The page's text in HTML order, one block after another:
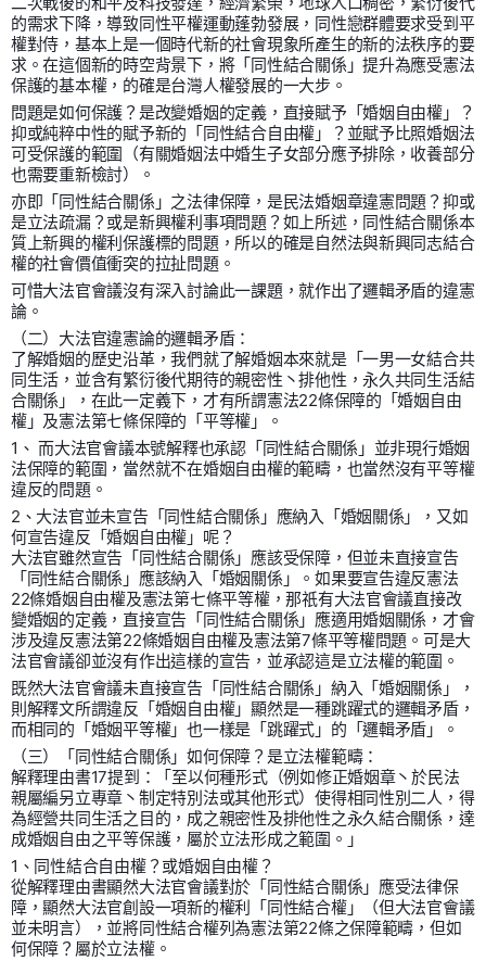
的需求下降，導致同性平權運動蓬勃發展，同性戀群體要求受到平
權對侍，基本上是一個時代新的社會現象所產生的新的法秩序的要
求。在這個新的時空背景下，將「同性結合關係」提升為應受憲法
保護的基本權，的確是台灣人權發展的一大步。
問題是如何保護？是改變婚姻的定義，直接賦予「婚姻自由權」？
抑或純粹中性的賦予新的「同性結合自由權」？並賦予比照婚姻法
可受保護的範圍（有關婚姻法中婚生子女部分應予排除，收養部分
也需要重新檢討）。
亦即「同性結合關係」之法律保障，是民法婚姻章違憲問題？抑或
是立法疏漏？或是新興權利事項問題？如上所述，同性結合關係本
質上新興的權利保護標的問題，所以的確是自然法與新興同志結合
權的社會價值衝突的拉扯問題。
可惜大法官會議沒有深入討論此一課題，就作出了邏輯矛盾的違憲
論。
（二）大法官違憲論的邏輯矛盾：
了解婚姻的歷史沿革，我們就了解婚姻本來就是「一男一女結合共
同生活，並含有繁衍後代期待的親密性丶排他性，永久共同生活結
合關係」，在此一定義下，才有所謂憲法22條保障的「婚姻自由
權」及憲法第七條保障的「平等權」。
1、 而大法官會議本號解釋也承認「同性結合關係」並非現行婚姻
法保障的範圍，當然就不在婚姻自由權的範疇，也當然沒有平等權
違反的問題。
2、大法官並未宣告「同性結合關係」應納入「婚姻關係」，又如
何宣告違反「婚姻自由權」呢？
大法官雖然宣告「同性結合關係」應該受保障，但並未直接宣告
「同性結合關係」應該納入「婚姻關係」。如果要宣告違反憲法
22條婚姻自由權及憲法第七條平等權，那祇有大法官會議直接改
變婚姻的定義，直接宣告「同性結合關係」應適用婚姻關係，才會
涉及違反憲法第22條婚姻自由權及憲法第7條平等權問題。可是大
法官會議卻並沒有作出這樣的宣告，並承認這是立法權的範圍。
既然大法官會議未直接宣告「同性結合關係」納入「婚姻關係」，
則解釋文所謂違反「婚姻自由權」顯然是一種跳躍式的邏輯矛盾，
而相同的「婚姻平等權」也一樣是「跳躍式」的「邏輯矛盾」。
（三）「同性結合關係」如何保障？是立法權範疇：
解釋理由書17提到：「至以何種形式（例如修正婚姻章丶於民法
親屬編另立專章丶制定特別法或其他形式）使得相同性別二人，得
為經營共同生活之目的，成之親密性及排他性之永久結合關係，達
成婚姻自由之平等保護，屬於立法形成之範圍。」
1、同性結合自由權？或婚姻自由權？
從解釋理由書顯然大法官會議對於「同性結合關係」應受法律保
障，顯然大法官創設一項新的權利「同性結合權」（但大法官會議
並未明言），並將同性結合權列為憲法第22條之保障範疇，但如
何保障？屬於立法權。